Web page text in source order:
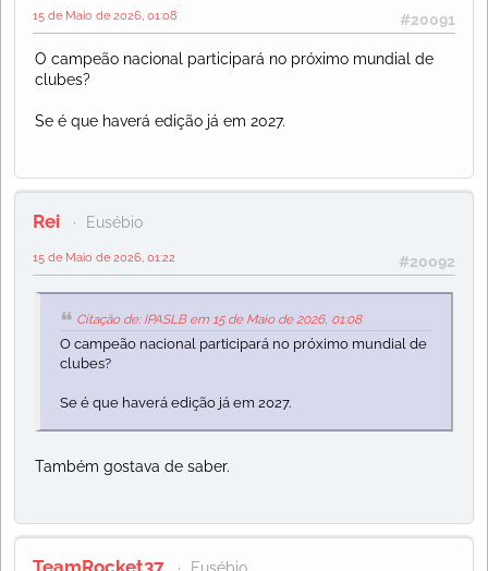
#20091
15 de Maio de 2026, 01:08
O campeão nacional participará no próximo mundial de
clubes?
Se é que haverá edição já em 2027.
Rei Eusébio
#20092
15 de Maio de 2026, 01:22
Citação de: IPASLB em 15 de Maio de 2026, 01:08
O campeão nacional participará no próximo mundial de
clubes?
Se é que haverá edição já em 2027.
Também gostava de saber.
TeamRocket37 Eusébio